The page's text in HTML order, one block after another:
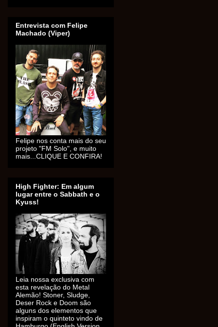
Entrevista com Felipe
Machado (Viper)
Felipe nos conta mais do seu
projeto "FM Solo", e muito
mais...CLIQUE E CONFIRA!
High Fighter: Em algum
lugar entre o Sabbath e o
Kyuss!
Leia nossa exclusiva com
esta revelação do Metal
Alemão! Stoner, Sludge,
Deser Rock e Doom são
alguns dos elementos que
inspiram o quinteto vindo de